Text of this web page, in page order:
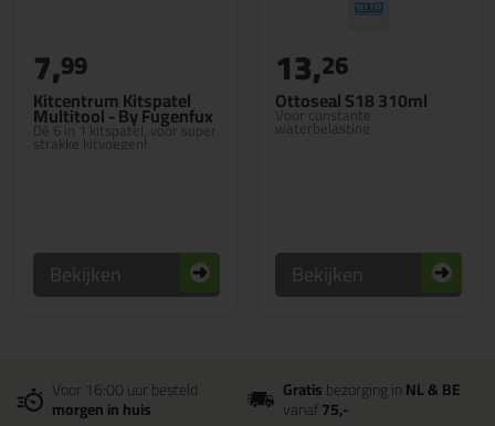
Kitcentrum Kitspatel
Multitool - By Fugenfux
Dé 6 in 1 kitspatel, voor super
strakke kitvoegen!
7,99
Bekijken
Ottoseal S18 310ml
Voor constante
waterbelasting
13,26
Bekijken
Voor 16:00 uur besteld
morgen in huis
Gratisbezorging inNL & BE
vanaf75,-